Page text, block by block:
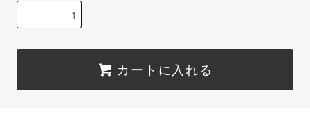
カートに入れる